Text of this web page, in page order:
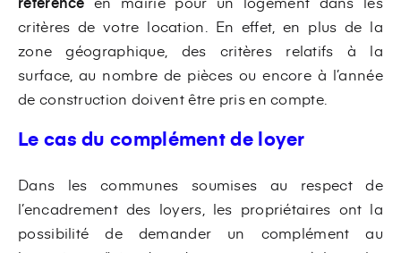
critères de votre location. En effet, en plus de la
zone géographique, des critères relatifs à la
surface, au nombre de pièces ou encore à l’année
de construction doivent être pris en compte.
Le cas du complément de loyer
Dans les communes soumises au respect de
l’encadrement des loyers, les propriétaires ont la
possibilité de demander un complément au